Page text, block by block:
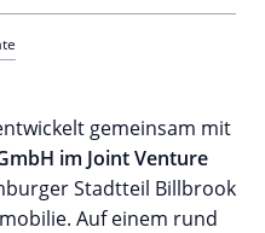
gemeinsam mit
im Joint Venture
Stadtteil Billbrook
Auf einem rund